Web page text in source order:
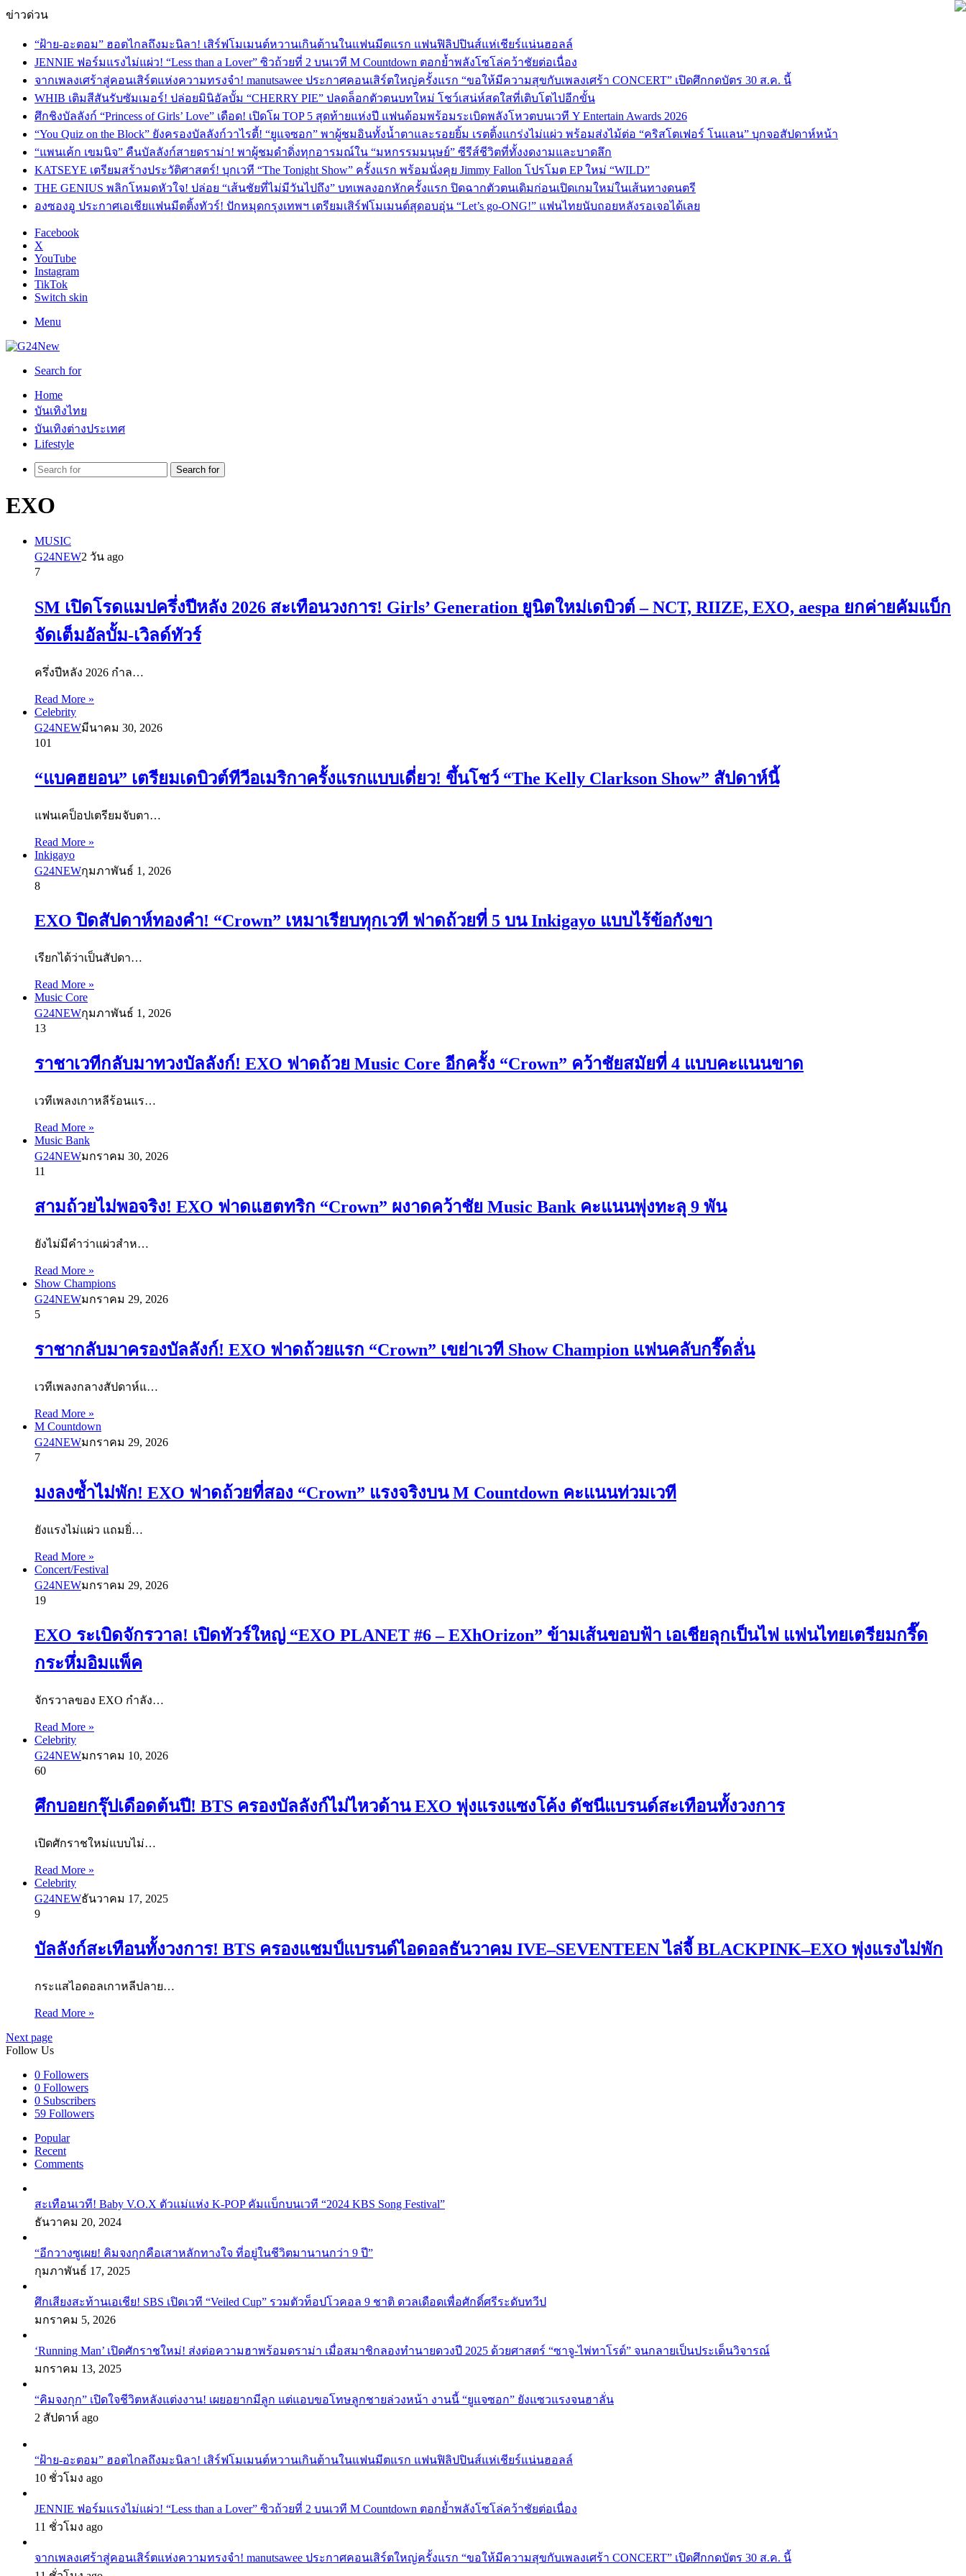
ข่าวด่วน
“ฝ้าย-อะตอม” ฮอตไกลถึงมะนิลา! เสิร์ฟโมเมนต์หวานเกินต้านในแฟนมีตแรก แฟนฟิลิปปินส์แห่เชียร์แน่นฮอลล์
JENNIE ฟอร์มแรงไม่แผ่ว! “Less than a Lover” ซิวถ้วยที่ 2 บนเวที M Countdown ตอกย้ำพลังโซโล่คว้าชัยต่อเนื่อง
จากเพลงเศร้าสู่คอนเสิร์ตแห่งความทรงจำ! manutsawee ประกาศคอนเสิร์ตใหญ่ครั้งแรก “ขอให้มีความสุขกับเพลงเศร้า CONCERT” เปิดศึกกดบัตร 30 ส.ค. นี้
WHIB เติมสีสันรับซัมเมอร์! ปล่อยมินิอัลบั้ม “CHERRY PIE” ปลดล็อกตัวตนบทใหม่ โชว์เสน่ห์สดใสที่เติบโตไปอีกขั้น
ศึกชิงบัลลังก์ “Princess of Girls’ Love” เดือด! เปิดโผ TOP 5 สุดท้ายแห่งปี แฟนด้อมพร้อมระเบิดพลังโหวตบนเวที Y Entertain Awards 2026
“You Quiz on the Block” ยังครองบัลลังก์วาไรตี้! “ยูแจซอก” พาผู้ชมอินทั้งน้ำตาและรอยยิ้ม เรตติ้งแกร่งไม่แผ่ว พร้อมส่งไม้ต่อ “คริสโตเฟอร์ โนแลน” บุกจอสัปดาห์หน้า
“แพนเค้ก เขมนิจ” คืนบัลลังก์สายดราม่า! พาผู้ชมดำดิ่งทุกอารมณ์ใน “มหกรรมมนุษย์” ซีรีส์ชีวิตที่ทั้งงดงามและบาดลึก
KATSEYE เตรียมสร้างประวัติศาสตร์! บุกเวที “The Tonight Show” ครั้งแรก พร้อมนั่งคุย Jimmy Fallon โปรโมต EP ใหม่ “WILD”
THE GENIUS พลิกโหมดหัวใจ! ปล่อย “เส้นชัยที่ไม่มีวันไปถึง” บทเพลงอกหักครั้งแรก ปิดฉากตัวตนเดิมก่อนเปิดเกมใหม่ในเส้นทางดนตรี
องซองอู ประกาศเอเชียแฟนมีตติ้งทัวร์! ปักหมุดกรุงเทพฯ เตรียมเสิร์ฟโมเมนต์สุดอบอุ่น “Let’s go-ONG!” แฟนไทยนับถอยหลังรอเจอได้เลย
Facebook
X
YouTube
Instagram
TikTok
Switch skin
Menu
Search for
Home
บันเทิงไทย
บันเทิงต่างประเทศ
Lifestyle
Search for
EXO
MUSIC
G24NEW2 วัน ago
7
SM เปิดโรดแมปครึ่งปีหลัง 2026 สะเทือนวงการ! Girls’ Generation ยูนิตใหม่เดบิวต์ – NCT, RIIZE, EXO, aespa ยกค่ายคัมแบ็ก
จัดเต็มอัลบั้ม-เวิลด์ทัวร์
ครึ่งปีหลัง 2026 กำล…
Read More »
Celebrity
G24NEWมีนาคม 30, 2026
101
“แบคฮยอน” เตรียมเดบิวต์ทีวีอเมริกาครั้งแรกแบบเดี่ยว! ขึ้นโชว์ “The Kelly Clarkson Show” สัปดาห์นี้
แฟนเคป็อปเตรียมจับตา…
Read More »
Inkigayo
G24NEWกุมภาพันธ์ 1, 2026
8
EXO ปิดสัปดาห์ทองคำ! “Crown” เหมาเรียบทุกเวที ฟาดถ้วยที่ 5 บน Inkigayo แบบไร้ข้อกังขา
เรียกได้ว่าเป็นสัปดา…
Read More »
Music Core
G24NEWกุมภาพันธ์ 1, 2026
13
ราชาเวทีกลับมาทวงบัลลังก์! EXO ฟาดถ้วย Music Core อีกครั้ง “Crown” คว้าชัยสมัยที่ 4 แบบคะแนนขาด
เวทีเพลงเกาหลีร้อนแร…
Read More »
Music Bank
G24NEWมกราคม 30, 2026
11
สามถ้วยไม่พอจริง! EXO ฟาดแฮตทริก “Crown” ผงาดคว้าชัย Music Bank คะแนนพุ่งทะลุ 9 พัน
ยังไม่มีคำว่าแผ่วสำห…
Read More »
Show Champions
G24NEWมกราคม 29, 2026
5
ราชากลับมาครองบัลลังก์! EXO ฟาดถ้วยแรก “Crown” เขย่าเวที Show Champion แฟนคลับกรี๊ดลั่น
เวทีเพลงกลางสัปดาห์แ…
Read More »
M Countdown
G24NEWมกราคม 29, 2026
7
มงลงซ้ำไม่พัก! EXO ฟาดถ้วยที่สอง “Crown” แรงจริงบน M Countdown คะแนนท่วมเวที
ยังแรงไม่แผ่ว แถมยิ่…
Read More »
Concert/Festival
G24NEWมกราคม 29, 2026
19
EXO ระเบิดจักรวาล! เปิดทัวร์ใหญ่ “EXO PLANET #6 – EXhOrizon” ข้ามเส้นขอบฟ้า เอเชียลุกเป็นไฟ แฟนไทยเตรียมกรี๊ด
กระหึ่มอิมแพ็ค
จักรวาลของ EXO กำลัง…
Read More »
Celebrity
G24NEWมกราคม 10, 2026
60
ศึกบอยกรุ๊ปเดือดต้นปี! BTS ครองบัลลังก์ไม่ไหวด้าน EXO พุ่งแรงแซงโค้ง ดัชนีแบรนด์สะเทือนทั้งวงการ
เปิดศักราชใหม่แบบไม่…
Read More »
Celebrity
G24NEWธันวาคม 17, 2025
9
บัลลังก์สะเทือนทั้งวงการ! BTS ครองแชมป์แบรนด์ไอดอลธันวาคม IVE–SEVENTEEN ไล่จี้ BLACKPINK–EXO พุ่งแรงไม่พัก
กระแสไอดอลเกาหลีปลาย…
Read More »
Next page
Follow Us
0 Followers
0 Followers
0 Subscribers
59 Followers
Popular
Recent
Comments
สะเทือนเวที! Baby V.O.X ตัวแม่แห่ง K-POP คัมแบ็กบนเวที “2024 KBS Song Festival”
ธันวาคม 20, 2024
“อีกวางซูเผย! คิมจงกุกคือเสาหลักทางใจ ที่อยู่ในชีวิตมานานกว่า 9 ปี”
กุมภาพันธ์ 17, 2025
ศึกเสียงสะท้านเอเชีย! SBS เปิดเวที “Veiled Cup” รวมตัวท็อปโวคอล 9 ชาติ ดวลเดือดเพื่อศักดิ์ศรีระดับทวีป
มกราคม 5, 2026
‘Running Man’ เปิดศักราชใหม่! ส่งต่อความฮาพร้อมดราม่า เมื่อสมาชิกลองทำนายดวงปี 2025 ด้วยศาสตร์ “ซาจู-ไพ่ทาโรต์” จนกลายเป็นประเด็นวิจารณ์
มกราคม 13, 2025
“คิมจงกุก” เปิดใจชีวิตหลังแต่งงาน! เผยอยากมีลูก แต่แอบขอโทษลูกชายล่วงหน้า งานนี้ “ยูแจซอก” ยังแซวแรงจนฮาลั่น
2 สัปดาห์ ago
“ฝ้าย-อะตอม” ฮอตไกลถึงมะนิลา! เสิร์ฟโมเมนต์หวานเกินต้านในแฟนมีตแรก แฟนฟิลิปปินส์แห่เชียร์แน่นฮอลล์
10 ชั่วโมง ago
JENNIE ฟอร์มแรงไม่แผ่ว! “Less than a Lover” ซิวถ้วยที่ 2 บนเวที M Countdown ตอกย้ำพลังโซโล่คว้าชัยต่อเนื่อง
11 ชั่วโมง ago
จากเพลงเศร้าสู่คอนเสิร์ตแห่งความทรงจำ! manutsawee ประกาศคอนเสิร์ตใหญ่ครั้งแรก “ขอให้มีความสุขกับเพลงเศร้า CONCERT” เปิดศึกกดบัตร 30 ส.ค. นี้